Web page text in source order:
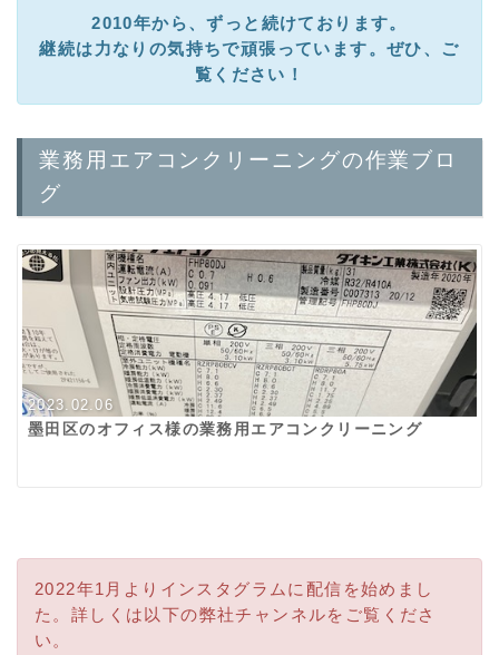
2010年から、ずっと続けております。
継続は力なりの気持ちで頑張っています。ぜひ、ご
覧ください！
業務用エアコンクリーニングの作業ブロ
グ
2023.02.06
墨田区のオフィス様の業務用エアコンクリーニング
2022年1月よりインスタグラムに配信を始めまし
た。詳しくは以下の弊社チャンネルをご覧くださ
い。